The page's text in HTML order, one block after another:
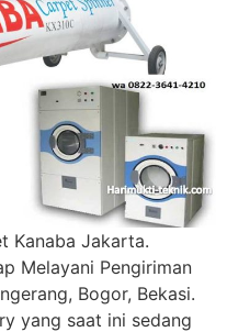
Kanaba Jakarta.
Melayani Pengiriman
Bogor, Bekasi.
yang saat ini sedang